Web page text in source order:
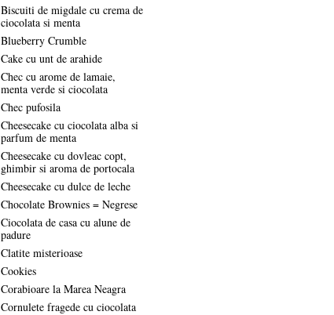
Biscuiti de migdale cu crema de
ciocolata si menta
Blueberry Crumble
Cake cu unt de arahide
Chec cu arome de lamaie,
menta verde si ciocolata
Chec pufosila
Cheesecake cu ciocolata alba si
parfum de menta
Cheesecake cu dovleac copt,
ghimbir si aroma de portocala
Cheesecake cu dulce de leche
Chocolate Brownies = Negrese
Ciocolata de casa cu alune de
padure
Clatite misterioase
Cookies
Corabioare la Marea Neagra
Cornulete fragede cu ciocolata